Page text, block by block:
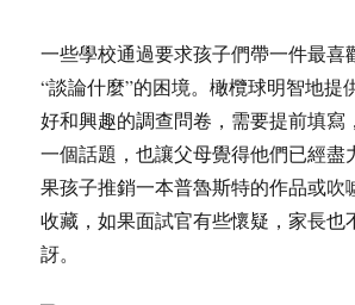
一些學校通過要求孩子們帶一件最喜
“談論什麼”的困境。橄欖球明智地提
好和興趣的調查問卷，需要提前填寫
一個話題，也讓父母覺得他們已經盡
果孩子推銷一本普魯斯特的作品或吹
收藏，如果面試官有些懷疑，家長也
訝。